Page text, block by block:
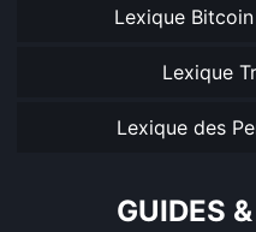
Lexique
Lexique
Lexique des
GUIDES